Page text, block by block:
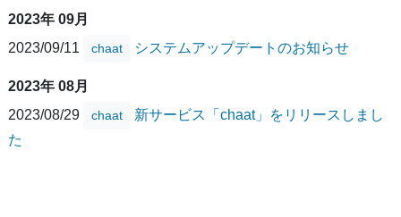
2023年 09月
2023/09/11
chaat システムアップデートのお知らせ
2023年 08月
2023/08/29
chaat
新サービス「chaat」をリリースしまし
た